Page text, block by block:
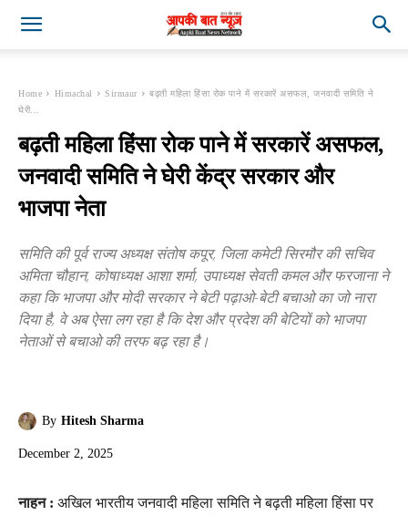
Home Himachal Sirmaur
बढ़ती महिला हिंसा रोक पाने में सरकारें असफल, जनवादी समिति ने
घेरी...
बढ़ती महिला हिंसा रोक पाने में सरकारें असफल,
जनवादी समिति ने घेरी केंद्र सरकार और
भाजपा नेता
समिति की पूर्व राज्य अध्यक्ष संतोष कपूर, जिला कमेटी सिरमौर की सचिव
अमिता चौहान, कोषाध्यक्ष आशा शर्मा, उपाध्यक्ष सेवती कमल और फरजाना ने
कहा कि भाजपा और मोदी सरकार ने बेटी पढ़ाओ-बेटी बचाओ का जो नारा
दिया है, वे अब ऐसा लग रहा है कि देश और प्रदेश की बेटियों को भाजपा
नेताओं से बचाओ की तरफ बढ़ रहा है।
By Hitesh Sharma
December 2, 2025
नाहन : अखिल भारतीय जनवादी महिला समिति ने बढ़ती महिला हिंसा पर